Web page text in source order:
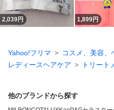
2,039円 1,899円
Yahoo!フリマ
コスメ、美容、
レディースヘアケア
トリート
他のブランドから探す